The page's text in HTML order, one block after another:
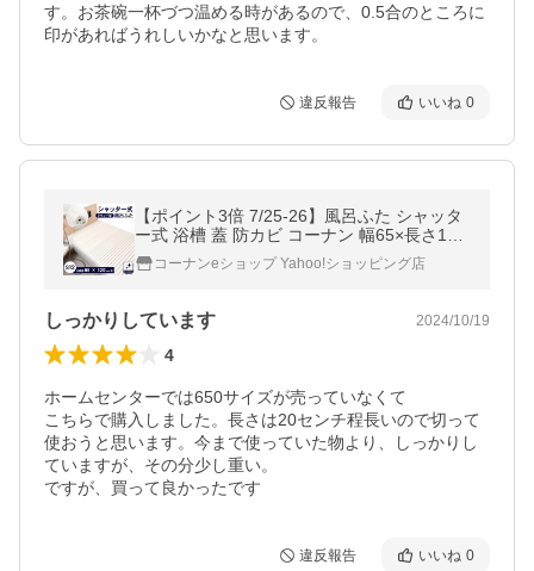
す。お茶碗一杯づつ温める時があるので、0.5合のところに
印があればうれしいかなと思います。
違反報告 いいね 0
【ポイント3倍 7/25-26】風呂ふた シャッタ
ー式 浴槽 蓋 防カビ コーナン 幅65×長さ120
cm 軽量 お風呂の蓋 カバー 板 保温 断熱 省
エネ 収納ラクラク
コーナンeショップ Yahoo!ショッピング店
しっかりしています 2024/10/19
4
ホームセンターでは650サイズが売っていなくて
こちらで購入しました。長さは20センチ程長いので切って
使おうと思います。今まで使っていた物より、しっかりし
ていますが、その分少し重い。
ですが、買って良かったです
違反報告 いいね 0